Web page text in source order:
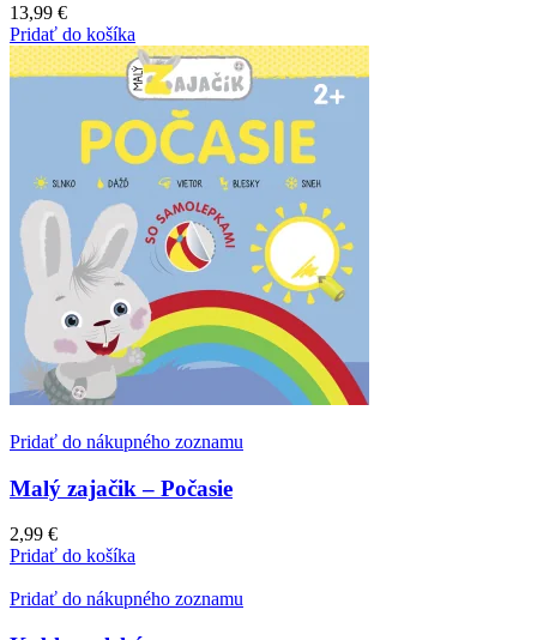
13,99 €
Pridať do košíka
Pridať do nákupného zoznamu
Malý zajačik – Počasie
2,99 €
Pridať do košíka
Pridať do nákupného zoznamu